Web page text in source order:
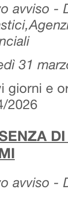
avviso -
31
giorni e
2026
avviso -